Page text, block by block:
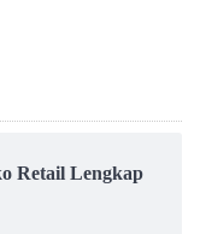
Retail Lengkap